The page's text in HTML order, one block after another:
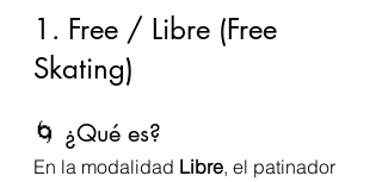
1. Free / Libre (Free
Skating)
🌀 ¿Qué es?
En la modalidad Libre, el patinador